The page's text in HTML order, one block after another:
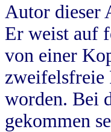
Autor dieser
Er weist auf
von einer
zweifelsfreie
worden. Bei
gekommen